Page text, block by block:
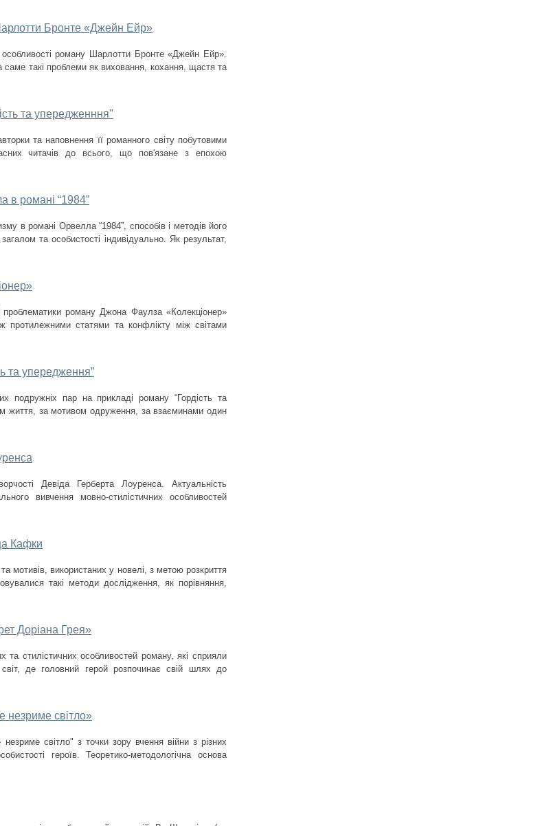
Бронте «Джейн Ейр»
роману Шарлотти Бронте «Джейн Ейр».
такі проблеми як виховання, кохання, щастя та
та упередженння"
та наповнення її романного світу побутовими
читачів до всього, що пов'язане з епохою
в романі “1984”
в романі Орвелла “1984”, способів і методів його
та особистості індивідуально. Як результат,
роману Джона Фаулза «Колекціонер»
протилежними статями та конфлікту між світами
та упередження”
подружніх пар на прикладі роману “Гордість та
життя, за мотивом одруження, за взаєминами один
Девіда Герберта Лоуренса. Актуальність
вивчення мовно-стилістичних особливостей
Кафки
мотивів, використаних у новелі, з метою розкриття
такі методи дослідження, як порівняння,
Доріана Грея»
та стилістичних особливостей роману, які сприяли
де головний герой розпочинає свій шлях до
незриме світло»
світло" з точки зору вчення війни з різних
героїв. Теоретико-методологічна основа